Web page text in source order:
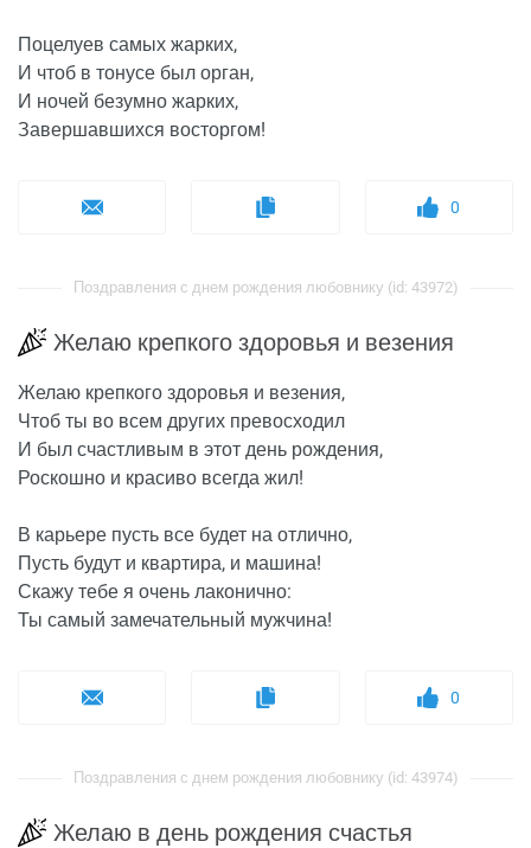
Поцелуев самых жарких,
И чтоб в тонусе был орган,
И ночей безумно жарких,
Завершавшихся восторгом!
0
Поздравления с днем рождения любовнику (id: 43972)
Желаю крепкого здоровья и везения
Желаю крепкого здоровья и везения,
Чтоб ты во всем других превосходил
И был счастливым в этот день рождения,
Роскошно и красиво всегда жил!
В карьере пусть все будет на отлично,
Пусть будут и квартира, и машина!
Скажу тебе я очень лаконично:
Ты самый замечательный мужчина!
0
Поздравления с днем рождения любовнику (id: 43974)
Желаю в день рождения счастья